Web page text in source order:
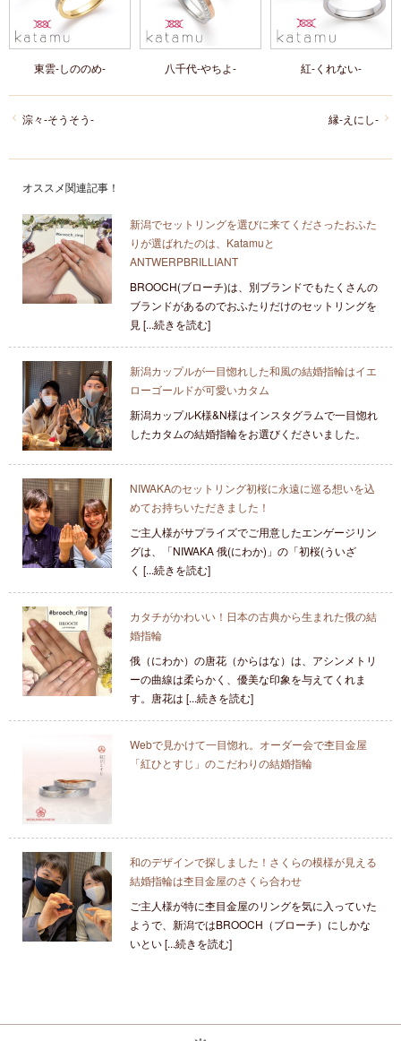
東雲-しののめ- 八千代-やちよ- 紅-くれない-
縁-えにし-
淙々-そうそう-
オススメ関連記事！
新潟でセットリングを選びに来てくださったおふた
りが選ばれたのは、Katamuと
ANTWERPBRILLIANT
BROOCH(ブローチ)は、別ブランドでもたくさんの
ブランドがあるのでおふたりだけのセットリングを
見 [...続きを読む]
新潟カップルが一目惚れした和風の結婚指輪はイエ
ローゴールドが可愛いカタム
新潟カップルK様&N様はインスタグラムで一目惚れ
したカタムの結婚指輪をお選びくださいました。
NIWAKAのセットリング初桜に永遠に巡る想いを込
めてお持ちいただきました！
ご主人様がサプライズでご用意したエンゲージリン
グは、「NIWAKA 俄(にわか)」の「初桜(ういざ
く [...続きを読む]
カタチがかわいい！日本の古典から生まれた俄の結
婚指輪
俄（にわか）の唐花（からはな）は、アシンメトリ
ーの曲線は柔らかく、優美な印象を与えてくれま
す。唐花は [...続きを読む]
Webで見かけて一目惚れ。オーダー会で杢目金屋
「紅ひとすじ」のこだわりの結婚指輪
和のデザインで探しました！さくらの模様が見える
結婚指輪は杢目金屋のさくら合わせ
ご主人様が特に杢目金屋のリングを気に入っていた
ようで、新潟ではBROOCH（ブローチ）にしかな
いとい [...続きを読む]